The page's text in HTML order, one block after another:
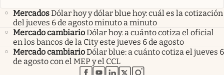
MercadosDólar hoy y dólar blue hoy: cuál es la cotización
del jueves 6 de agosto minuto a minuto
Mercado cambiarioDólar hoy: a cuánto cotiza el oficial
en los bancos de la City este jueves 6 de agosto
Mercado cambiarioDólar blue: a cuánto cotiza el jueves 6
de agosto con el MEP y el CCL
abre en nueva pestaña
abre en nueva pestaña
abre en nueva pestaña
abre en nueva pestaña
abre en nueva pestaña